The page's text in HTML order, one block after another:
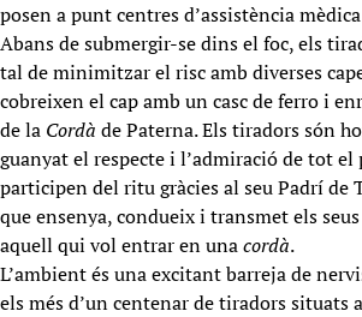
posen a punt centres d’assistència
Abans de submergir-se dins el foc, els
tal de minimitzar el risc amb diverses
cobreixen el cap amb un casc de ferro i
de la Cordà de Paterna. Els tiradors són
guanyat el respecte i l’admiració de tot el
participen del ritu gràcies al seu Padrí de
que ensenya, condueix i transmet els
aquell qui vol entrar en unacordà.
L’ambient és una excitant barreja de
els més d’un centenar de tiradors situats